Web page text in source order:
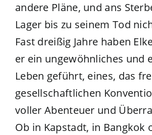
andere Pläne, und ans
Lager bis zu seinem Tod
Fast dreißig Jahre haben
er ein ungewöhnliches und
Leben geführt, eines, das
gesellschaftlichen
voller Abenteuer und
Ob in Kapstadt, in Bangkok